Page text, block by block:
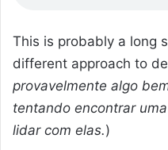
This is probably a long
different approach to
provavelmente algo
tentando encontrar
lidar com elas.)